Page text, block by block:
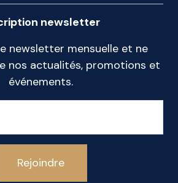
newsletter
newsletter mensuelle et ne
nos actualités, promotions et
événements.
Rejoindre